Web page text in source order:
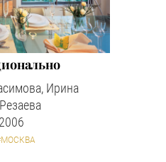
Ирина